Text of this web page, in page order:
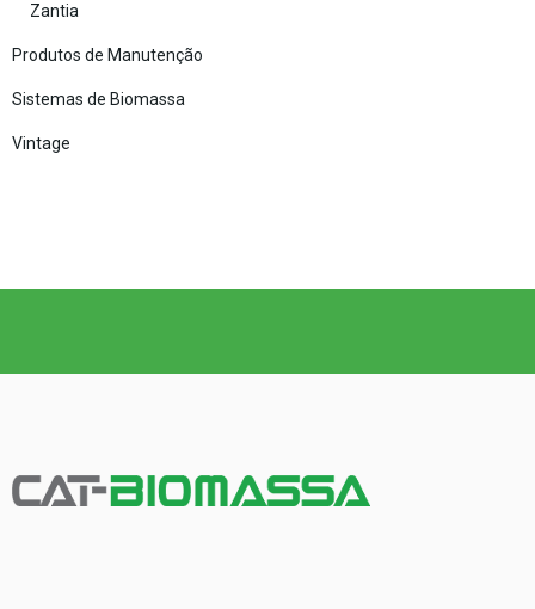
Zantia
Produtos de Manutenção
Sistemas de Biomassa
Vintage